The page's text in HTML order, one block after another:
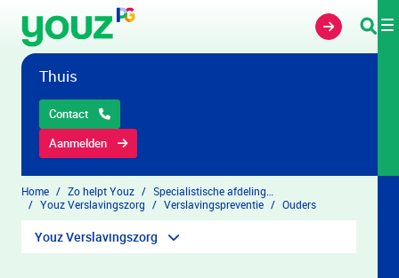
Overslaan en naar hoofdinhoud gaan
Thuis
Contact
Aanmelden
Home Zo helpt Youz
Youz Verslavingszorg
Verslavingspreventie Ouders
Youz Verslavingszorg